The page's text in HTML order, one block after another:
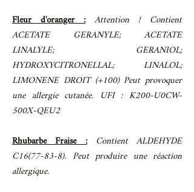
Fleur d'oranger : Attention ! Contient
ACETATE GERANYLE; ACETATE
LINALYLE; GERANIOL;
HYDROXYCITRONELLAL; LINALOL;
LIMONENE DROIT (+100) Peut provoquer
une allergie cutanée. UFI : K200-U0CW-
500X-QEU2
Rhubarbe Fraise : Contient ALDEHYDE
C16(77-83-8). Peut produire une réaction
allergique.